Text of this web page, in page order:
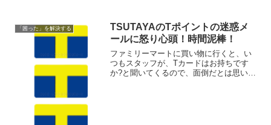
無料】【サンワサプラ...
「困った」を解決する
TSUTAYAのTポイントの迷惑メ
ールに怒り心頭！時間泥棒！
ファミリーマートに買い物に行くと、い
つもスタッフが、Tカードはお持ちです
か?と聞いてくるので、面倒だとは思いな